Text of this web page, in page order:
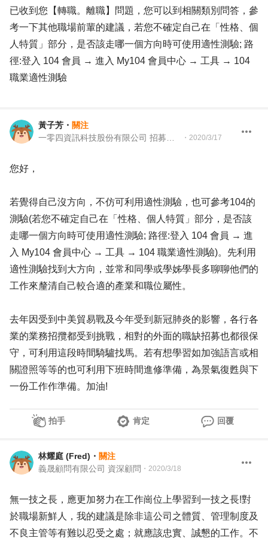
已收到您【轉職。離職】問題，您可以到相關類別問答，參
考一下其他職場前輩的建議，若您不確定自己在「性格、個
人特質」部分，是否該走哪一個方向時可使用適性測驗; 路
徑:登入 104 會員 → 進入 My104 會員中心 → 工具 → 104
職業適性測驗
黃子芳 ・ 關注
・ 2020/3/17
您好，
若覺得自己沒方向，不仿可利用適性測驗，也可參考104的
測驗(若您不確定自己在「性格、個人特質」部分，是否該
走哪一個方向時可使用適性測驗; 路徑:登入 104 會員 → 進
入 My104 會員中心 → 工具 → 104 職業適性測驗)。先利用
適性測驗找到大方向，並常和同學或學姊學長多聊聊他們的
工作來釐清自己較合適的產業和職位屬性。
去年因受到中美貿易戰及今年受到新冠肺炎的影響，各行各
業的業務招攬都受到挑戰，相對的外面的職缺招募也都很保
守，可利用這段時間騎驢找馬。若有想學習如加強語言或相
關證照等等的也可利用下班時間進修準備，為景氣復甦與下
一份工作作準備。加油!
拍手 肯定 回覆
林耀庭 (Fred) ・ 關注
義晟顧問有限公司 資深顧問 ・ 2020/3/18
無一技之長，應更加努力在工作崗位上學習到一技之長!對
於職場新鮮人，我的建議是除非這公司之體質、管理制度及
不良主管等有難以忍受之處；就應該忠實、誠懇的工作。不